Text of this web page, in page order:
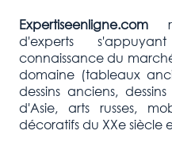
Expertiseenligne.com
d'experts
connaissance du
domaine (tableaux
dessins anciens,
d'Asie, arts russes,
décoratifs du XXe siècle